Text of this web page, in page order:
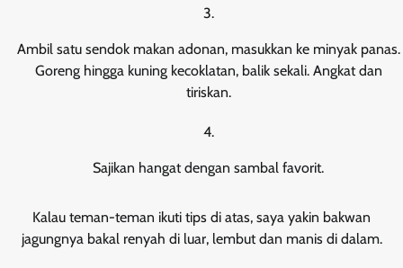
Ambil satu sendok makan adonan, masukkan ke minyak panas.
Goreng hingga kuning kecoklatan, balik sekali. Angkat dan
tiriskan.
Sajikan hangat dengan sambal favorit.
Kalau teman-teman ikuti tips di atas, saya yakin bakwan
jagungnya bakal renyah di luar, lembut dan manis di dalam.